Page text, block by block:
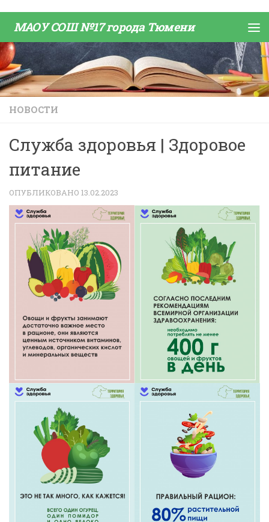
МАОУ СОШ №17 города Тюмени
НОВОСТИ
Служба здоровья | Здоровое
питание
ОПУБЛИКОВАНО 13.02.2023